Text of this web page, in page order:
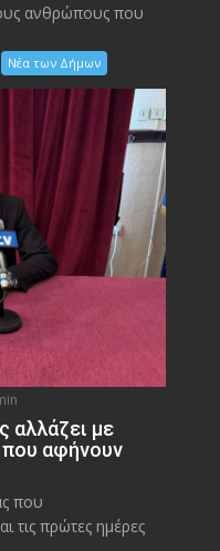
ανθρώπους που
Νέα των Δήμων
αλλάζει με
που αφήνουν
που
τις πρώτες ημέρες